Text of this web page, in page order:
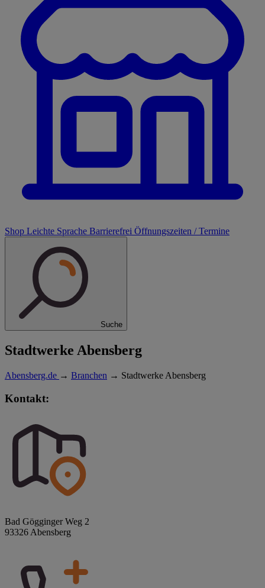
Shop Leichte Sprache Barrierefrei Öffnungszeiten / Termine
Suche
Stadtwerke Abensberg
Abensberg.de → Branchen → Stadtwerke Abensberg
Kontakt:
Bad Gögginger Weg 2
93326 Abensberg